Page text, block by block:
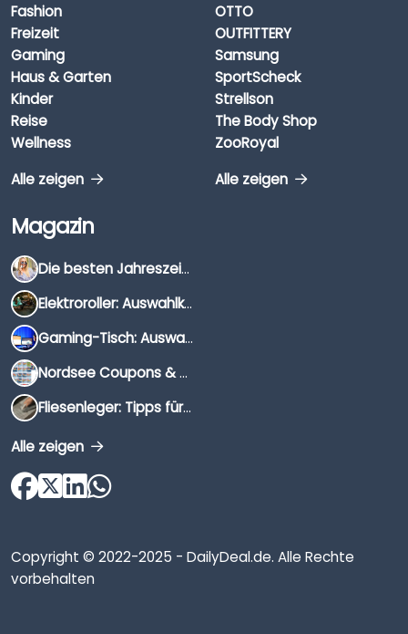
Fashion
Freizeit
Gaming
Haus & Garten
Kinder
Reise
Wellness
Alle zeigen
OTTO
OUTFITTERY
Samsung
SportScheck
Strellson
The Body Shop
ZooRoyal
Alle zeigen
Magazin
Die besten Jahreszeiten für Schnäppchenjäger
Elektroroller: Auswahlkriterien, Unterschiede & Tipps
Gaming-Tisch: Auswahlkriterien, Unterschiede & Tipps
Nordsee Coupons & Gutscheine 2026
Fliesenleger: Tipps für die Auswahl
Alle zeigen
Copyright © 2022-2025 - DailyDeal.de. Alle Rechte
vorbehalten